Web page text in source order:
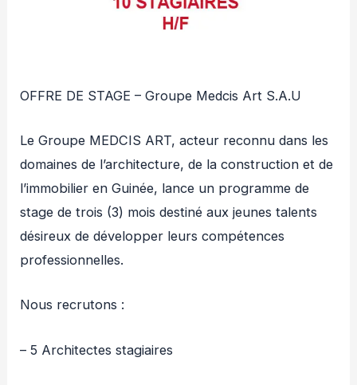
OFFRE DE STAGE – Groupe Medcis Art S.A.U
Le Groupe MEDCIS ART, acteur reconnu dans les
domaines de l’architecture, de la construction et de
l’immobilier en Guinée, lance un programme de
stage de trois (3) mois destiné aux jeunes talents
désireux de développer leurs compétences
professionnelles.
Nous recrutons :
– 5 Architectes stagiaires